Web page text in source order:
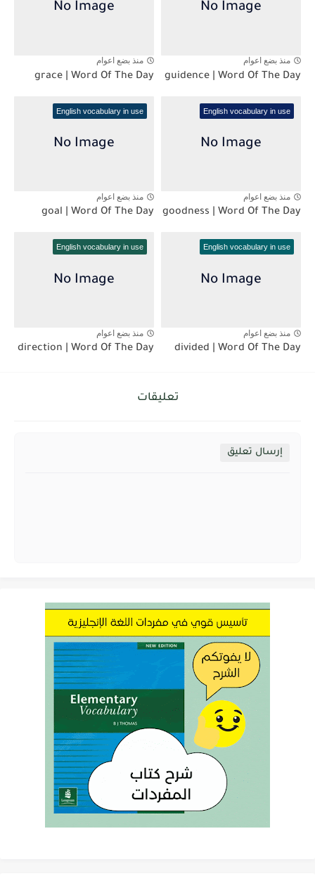
منذ بضع اعوام
guidence | Word Of The Day
منذ بضع اعوام
grace | Word Of The Day
English vocabulary in use
منذ بضع اعوام
goodness | Word Of The Day
English vocabulary in use
منذ بضع اعوام
goal | Word Of The Day
English vocabulary in use
منذ بضع اعوام
divided | Word Of The Day
English vocabulary in use
منذ بضع اعوام
direction | Word Of The Day
تعليقات
إرسال تعليق